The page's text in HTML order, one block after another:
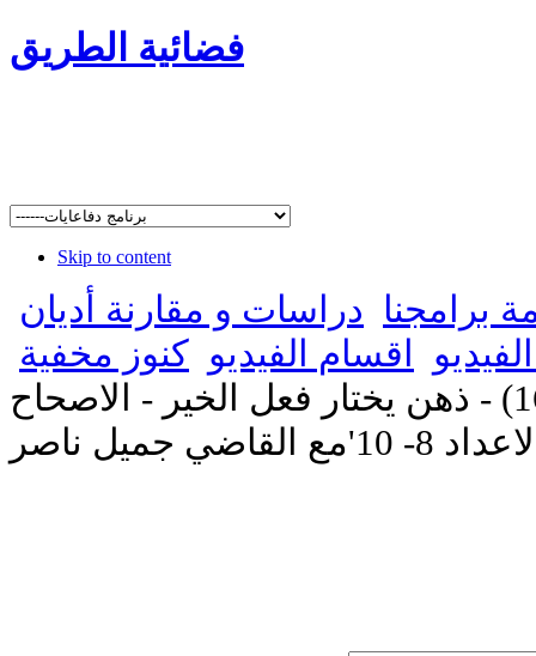
فضائية الطريق
Skip to content
برامجنا
دراسات و مقارنة أديان
اقسام الفيديو كنوز مخفية
'رسالة بطرس الاولى (16) - ذهن يختار فعل الخير - الاصحاح
جميل ناصر